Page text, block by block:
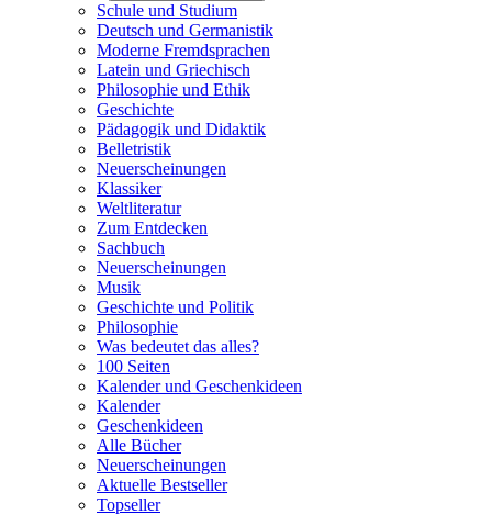
Schule und Studium
Deutsch und Germanistik
Moderne Fremdsprachen
Latein und Griechisch
Philosophie und Ethik
Geschichte
Pädagogik und Didaktik
Belletristik
Neuerscheinungen
Klassiker
Weltliteratur
Zum Entdecken
Sachbuch
Neuerscheinungen
Musik
Geschichte und Politik
Philosophie
Was bedeutet das alles?
100 Seiten
Kalender und Geschenkideen
Kalender
Geschenkideen
Alle Bücher
Neuerscheinungen
Aktuelle Bestseller
Topseller